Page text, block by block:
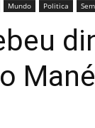
Mundo Politica